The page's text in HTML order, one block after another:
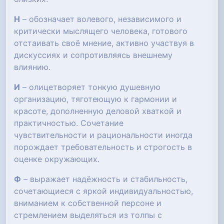
Н – обозначает волевого, независимого и
критически мыслящего человека, готового
отстаивать своё мнение, активно участвуя в
дискуссиях и сопротивляясь внешнему
влиянию.
И – олицетворяет тонкую душевную
организацию, тяготеющую к гармонии и
красоте, дополненную деловой хваткой и
практичностью. Сочетание
чувствительности и рациональности иногда
порождает требовательность и строгость в
оценке окружающих.
Ф – выражает надёжность и стабильность,
сочетающиеся с яркой индивидуальностью,
вниманием к собственной персоне и
стремлением выделяться из толпы с